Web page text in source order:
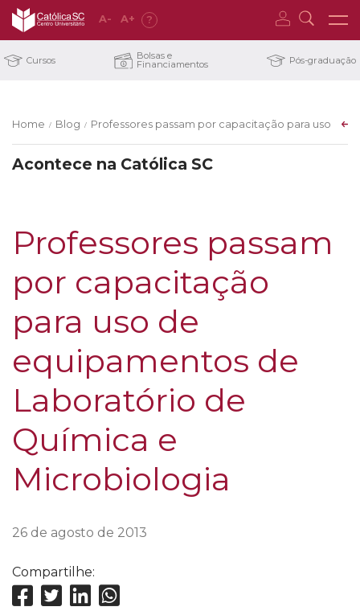
A- A+ ?
Cursos Bolsas e
Financiamentos Pós-graduação
Home / Blog / Professores passam por capacitação para uso de
Acontece na Católica SC
Professores passam
por capacitação
para uso de
equipamentos de
Laboratório de
Química e
Microbiologia
26 de agosto de 2013
Compartilhe: